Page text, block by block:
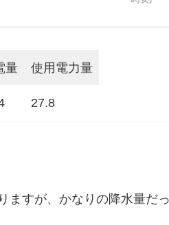
量 使用電力量
27.8
すが、かなりの降水量だっ